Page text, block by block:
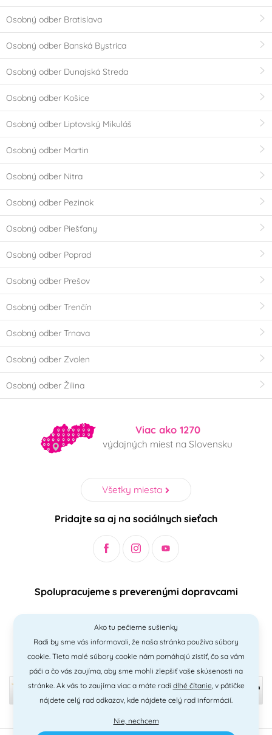
Osobný odber Bratislava
Osobný odber Banská Bystrica
Osobný odber Dunajská Streda
Osobný odber Košice
Osobný odber Liptovský Mikuláš
Osobný odber Martin
Osobný odber Nitra
Osobný odber Pezinok
Osobný odber Piešťany
Osobný odber Poprad
Osobný odber Prešov
Osobný odber Trenčín
Osobný odber Trnava
Osobný odber Zvolen
Osobný odber Žilina
Viac ako 1270
výdajných miest na Slovensku
Všetky miesta
Pridajte sa aj na sociálnych sieťach
Spolupracujeme s preverenými dopravcami
Bezpečný a jednoduchý spôsob platieb
Ako tu pečieme sušienky
Radi by sme vás informovali, že naša stránka používa súbory
cookie. Tieto malé súbory cookie nám pomáhajú zistiť, čo sa vám
páči a čo vás zaujíma, aby sme mohli zlepšiť vaše skúsenosti na
stránke. Ak vás to zaujíma viac a máte radi dlhé čítanie, v pätičke
nájdete celý rad odkazov, kde nájdete celý rad informácií.
Nie, nechcem